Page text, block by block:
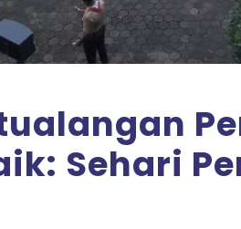
Sehari